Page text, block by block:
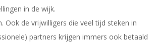
in de wijk.
Ook de vrijwilligers die veel tijd steken in
partners krijgen immers ook betaald